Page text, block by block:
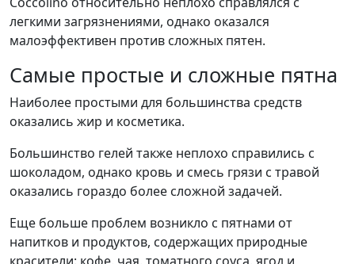
легкими загрязнениями, однако оказался
малоэффективен против сложных пятен.
Самые простые и сложные пятна
Наиболее простыми для большинства средств
оказались жир и косметика.
Большинство гелей также неплохо справились с
шоколадом, однако кровь и смесь грязи с травой
оказались гораздо более сложной задачей.
Еще больше проблем возникло с пятнами от
напитков и продуктов, содержащих природные